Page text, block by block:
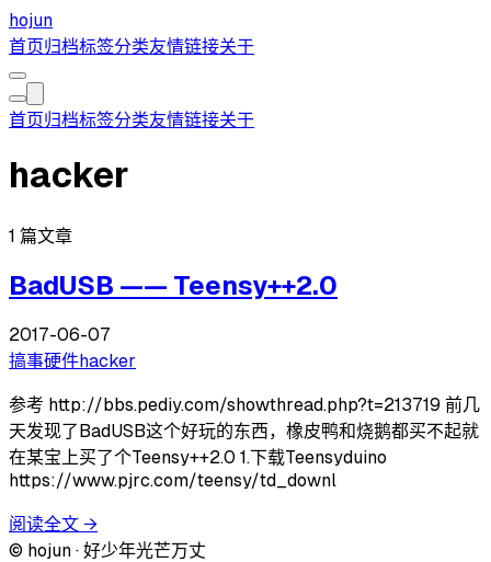
hojun
首页归档标签分类友情链接关于
首页归档标签分类友情链接关于
hacker
1 篇文章
BadUSB —— Teensy++2.0
2017-06-07
搞事硬件hacker
参考 http://bbs.pediy.com/showthread.php?t=213719 前几
天发现了BadUSB这个好玩的东西，橡皮鸭和烧鹅都买不起就
在某宝上买了个Teensy++2.0 1.下载Teensyduino
https://www.pjrc.com/teensy/td_downl
阅读全文 →
© hojun · 好少年光芒万丈